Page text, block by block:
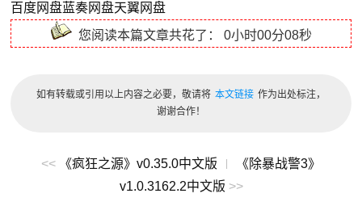
百度网盘蓝奏网盘天翼网盘
您阅读本篇文章共花了：
0小时00分08秒
如有转载或引用以上内容之必要，敬请将 本文链接 作为出处标注，
谢谢合作！
<< 《疯狂之源》v0.35.0中文版
《除暴战警3》
v1.0.3162.2中文版 >>